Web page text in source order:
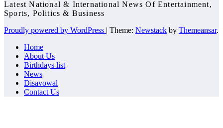
Latest National & International News Of Entertainment,
Sports, Politics & Business
Proudly powered by WordPress | Theme: Newstack by Themeansar.
Home
About Us
Birthdays list
News
Disavowal
Contact Us